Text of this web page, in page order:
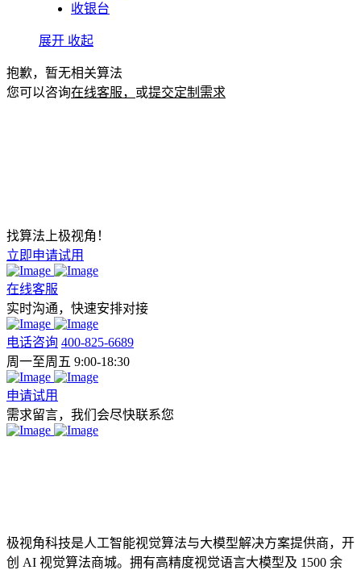
收银台
展开 收起
抱歉，暂无相关算法
您可以咨询在线客服， 或提交定制需求
找算法上极视角！
立即申请试用
在线客服
实时沟通，快速安排对接
电话咨询 400-825-6689
周一至周五 9:00-18:30
申请试用
需求留言，我们会尽快联系您
极视角科技是人工智能视觉算法与大模型解决方案提供商，开
创 AI 视觉算法商城。拥有高精度视觉语言大模型及 1500 余